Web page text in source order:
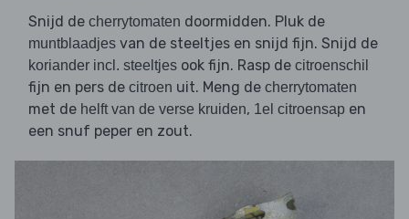
Snijd de cherrytomaten doormidden. Pluk de
muntblaadjes van de steeltjes en snijd fijn. Snijd de
koriander incl. steeltjes ook fijn. Rasp de citroenschil
fijn en pers de citroen uit. Meng de cherrytomaten
met de helft van de verse kruiden, 1el citroensap en
een snuf peper en zout.